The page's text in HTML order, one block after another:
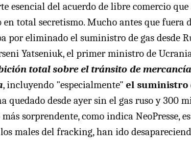
esencial del acuerdo de libre comercio que
en total secretismo. Mucho antes que fuera
por eliminado el suministro de gas desde
Yatseniuk, el primer ministro de
total sobre el tránsito de
, incluyendo "especialmente" el suministro
quedado desde ayer sin el gas ruso y 300
sorprendente, como indica NeoPresse,
males del fracking, han ido